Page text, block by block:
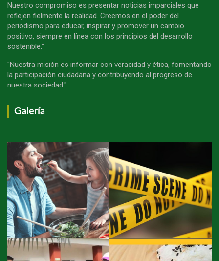
Nuestro compromiso es presentar noticias imparciales que
reflejen fielmente la realidad. Creemos en el poder del
periodismo para educar, inspirar y promover un cambio
positivo, siempre en línea con los principios del desarrollo
sostenible."
"Nuestra misión es informar con veracidad y ética, fomentando
la participación ciudadana y contribuyendo al progreso de
nuestra sociedad."
Galería